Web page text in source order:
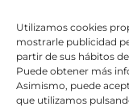
Utilizamos cookies
mostrarle publicidad
partir de sus hábitos
Puede obtener más
Asimismo, puede
que utilizamos
He leído y